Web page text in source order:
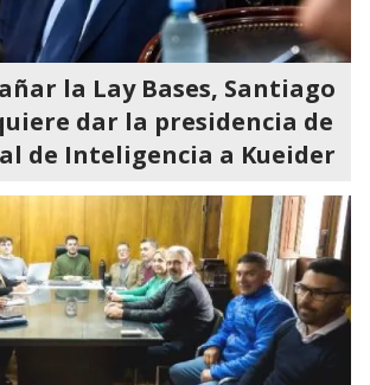
la Lay Bases, Santiago
dar la presidencia de
de Inteligencia a Kueider